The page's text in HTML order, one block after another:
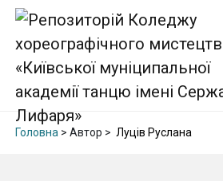
Головна > Автор > Луців Руслана